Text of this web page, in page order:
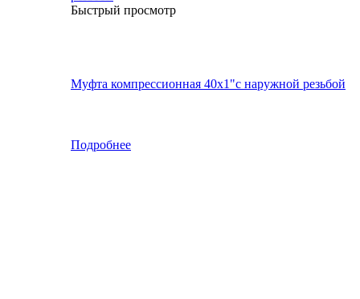
Быстрый просмотр
Муфта компрессионная 40х1"с наружной резьбой
Подробнее